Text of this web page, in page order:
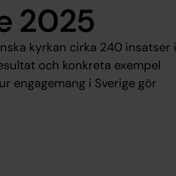
2025
kyrkan cirka 240 insatser i
och konkreta exempel
engagemang i Sverige gör